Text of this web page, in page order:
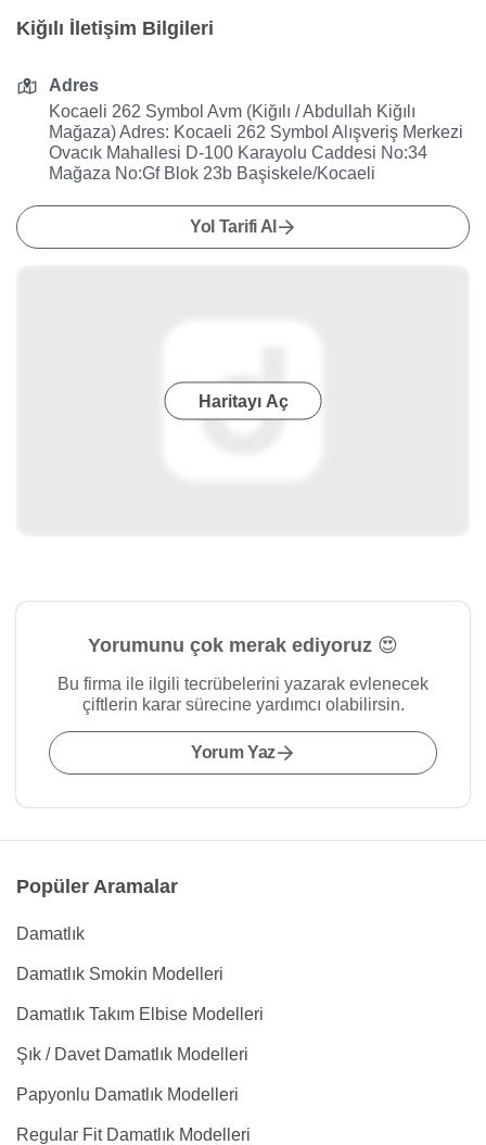
Kiğılı İletişim Bilgileri
Adres
Kocaeli 262 Symbol Avm (Kiğılı / Abdullah Kiğılı
Mağaza) Adres: Kocaeli 262 Symbol Alışveriş Merkezi
Ovacık Mahallesi D-100 Karayolu Caddesi No:34
Mağaza No:Gf Blok 23b Başiskele/Kocaeli
Yol Tarifi Al
Haritayı Aç
Yorumunu çok merak ediyoruz 😍
Bu firma ile ilgili tecrübelerini yazarak evlenecek
çiftlerin karar sürecine yardımcı olabilirsin.
Yorum Yaz
Popüler Aramalar
Damatlık
Damatlık Smokin Modelleri
Damatlık Takım Elbise Modelleri
Şık / Davet Damatlık Modelleri
Papyonlu Damatlık Modelleri
Regular Fit Damatlık Modelleri